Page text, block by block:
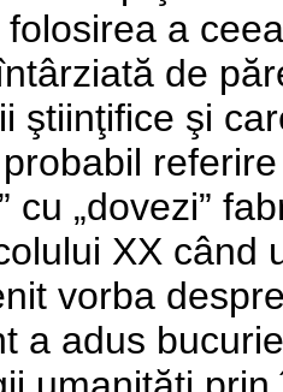
a
de
ştiinţifice şi
cu „dovezi”
XX când
vorba
a adus